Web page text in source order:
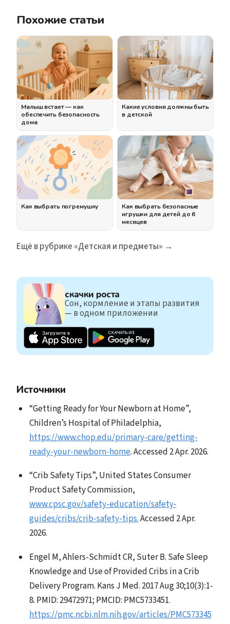
Похожие статьи
Малыш встает — как
обеспечить безопасность
дома
Какие условия должны быть
в детской
Как выбрать погремушку
Как выбрать безопасные
игрушки для детей до 6
месяцев
Ещё в рубрике «Детская и предметы» →
скачки роста
Сон, кормление и этапы развития
— в одном приложении
Источники
“Getting Ready for Your Newborn at Home”,
Children’s Hospital of Philadelphia,
https://www.chop.edu/primary-care/getting-
ready-your-newborn-home. Accessed 2 Apr. 2026.
“Crib Safety Tips”, United States Consumer
Product Safety Commission,
www.cpsc.gov/safety-education/safety-
guides/cribs/crib-safety-tips.Accessed 2 Apr.
2026.
Engel M, Ahlers-Schmidt CR, Suter B. Safe Sleep
Knowledge and Use of Provided Cribs in a Crib
Delivery Program. Kans J Med. 2017 Aug 30;10(3):1-
8. PMID: 29472971; PMCID: PMC5733451.
https://pmc.ncbi.nlm.nih.gov/articles/PMC573345